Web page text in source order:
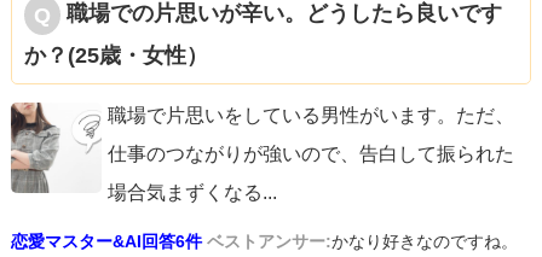
職場での片思いが辛い。どうしたら良いです
か？(25歳・女性）
職場で片思いをしている男性がいます。ただ、
仕事のつながりが強いので、告白して振られた
場合気まずくなる...
恋愛マスター&AI回答6件 ベストアンサー:かなり好きなのですね。